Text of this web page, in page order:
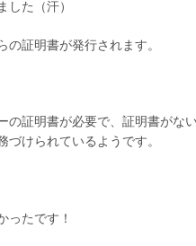
した（汗）
証明書が発行されます。
の証明書が必要で、証明書がな
けられているようです。
ったです！